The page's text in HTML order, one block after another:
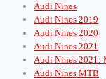
Audi Nines
Audi Nines 2019
Audi Nines 2020
Audi Nines 2021
Audi Nines 2021:
Audi Nines MTB